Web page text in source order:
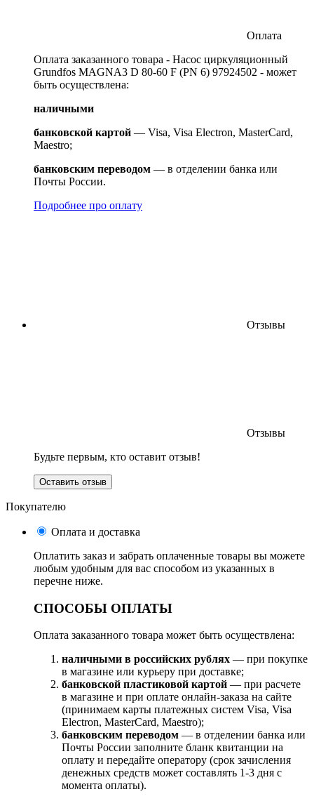
Оплата
Оплата заказанного товара - Насос циркуляционный
Grundfos MAGNA3 D 80-60 F (PN 6) 97924502 - может
быть осуществлена:
наличными
банковской картой — Visa, Visa Electron, MasterCard,
Maestro;
банковским переводом — в отделении банка или
Почты России.
Подробнее про оплату
Отзывы
Отзывы
Будьте первым, кто оставит отзыв!
Оставить отзыв
Покупателю
Оплата и доставка
Оплатить заказ и забрать оплаченные товары вы можете
любым удобным для вас способом из указанных в
перечне ниже.
СПОСОБЫ ОПЛАТЫ
Оплата заказанного товара может быть осуществлена:
наличными в российских рублях — при покупке
в магазине или курьеру при доставке;
банковской пластиковой картой — при расчете
в магазине и при оплате онлайн-заказа на сайте
(принимаем карты платежных систем Visa, Visa
Electron, MasterCard, Maestro);
банковским переводом — в отделении банка или
Почты России заполните бланк квитанции на
оплату и передайте оператору (срок зачисления
денежных средств может составлять 1-3 дня с
момента оплаты).